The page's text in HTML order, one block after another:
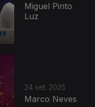
Miguel Pinto
Luz
24 set. 2025
Marco Neves